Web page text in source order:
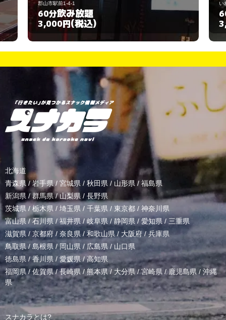
いわき市鹿島町御代柿境25-5
60分飲み放題
3,000円
北海道
青森県 / 岩手県/ 宮城県 / 秋田県 / 山形県/ 福島県
新潟県 /群馬県/山梨県 / 長野県
茨城県 / 栃木県 / 埼玉県 / 千葉県 / 東京都 / 神奈川県
富山県 /石川県/福井県/岐阜県 / 静岡県 / 愛知県 / 三重県
滋賀県 / 京都府 / 奈良県 / 和歌山県/ 大阪府 /兵庫県
鳥取県/ 島根県 /岡山県/ 広島県 / 山口県
徳島県 /香川県 / 愛媛県/高知県
福岡県/佐賀県/長崎県 /熊本県/ 大分県/宮崎県 /鹿児島県 / 沖縄
県
スナカラとは?